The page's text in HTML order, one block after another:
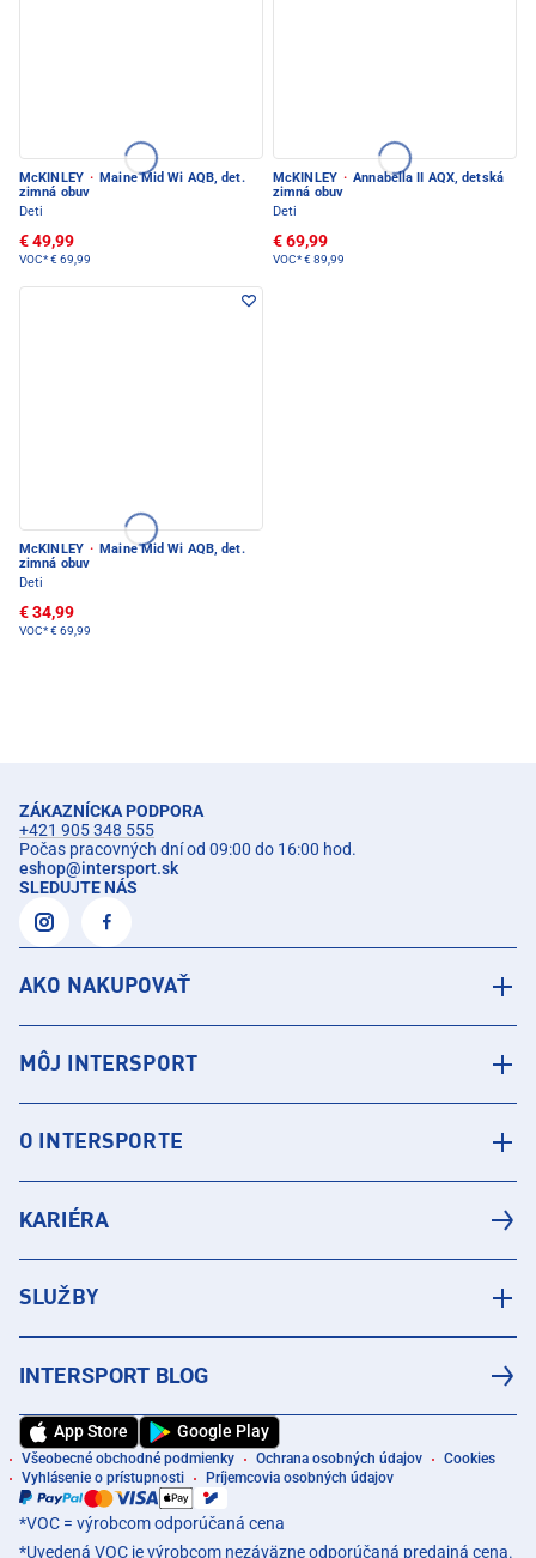
McKINLEY · Maine Mid Wi AQB, det.
zimná obuv
Deti
€ 49,99
VOC*€ 69,99
McKINLEY · Annabella II AQX, detská
zimná obuv
Deti
€ 69,99
VOC*€ 89,99
McKINLEY · Maine Mid Wi AQB, det.
zimná obuv
Deti
€ 34,99
VOC*€ 69,99
ZÁKAZNÍCKA PODPORA
+421 905 348 555
Počas pracovných dní od 09:00 do 16:00 hod.
eshop@intersport.sk
SLEDUJTE NÁS
AKO NAKUPOVAŤ
MÔJ INTERSPORT
O INTERSPORTE
KARIÉRA
SLUŽBY
INTERSPORT BLOG
App Store Google Play
Všeobecné obchodné podmienky Ochrana osobných údajov
Cookies
Vyhlásenie o prístupnosti
Príjemcovia osobných údajov
*VOC = výrobcom odporúčaná cena
*Uvedená VOC je výrobcom nezáväzne odporúčaná predajná cena.